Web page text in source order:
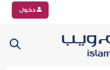
دخول